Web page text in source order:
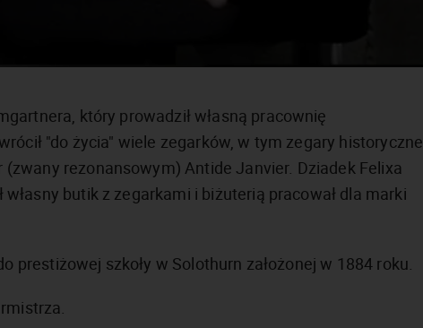
który prowadził własną pracownię
"do życia" wiele zegarków, w tym zegary historyczne
(zwany rezonansowym) Antide Janvier. Dziadek Felixa
butik z zegarkami i biżuterią pracował dla marki
prestiżowej szkoły w Solothurn założonej w 1884 roku.